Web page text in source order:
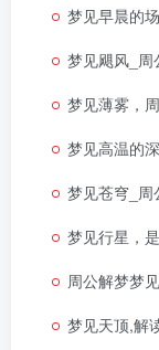
梦见早晨的
梦见飓风_周
梦见薄雾，
梦见高温的
梦见苍穹_周
梦见行星，
周公解梦梦
梦见天顶,解